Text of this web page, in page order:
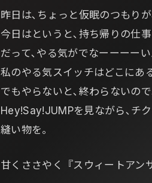
昨日は､ちょっと仮眠のつもり
今日はというと､持ち帰りの仕
だって､やる気がでなーーーー
私のやる気スイッチはどこにあ
でもやらないと､終わらないの
Hey!Say!JUMPを見ながら､チク
縫い物を｡
甘くささやく『スウィートアン